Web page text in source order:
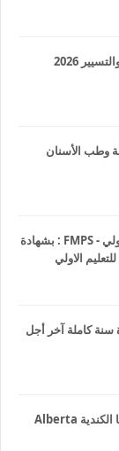
نتائج النهائية المدرسة الوطنية للتجارة والتسيير 2026
وطب الأسنان
المؤسسة المغربية للنهوض بالتعليم الأولي - FMPS : بشهادة
الاولي
كاملة آخر أجل
استمارة الهجرة الجديدة بمقاطعة ألبرتا الكندية Alberta